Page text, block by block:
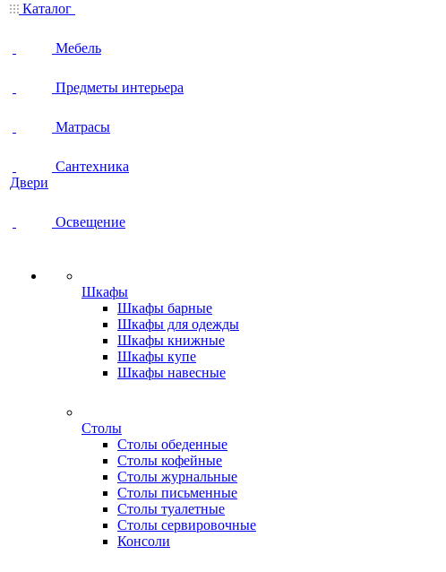
Каталог
Мебель
Предметы интерьера
Матрасы
Сантехника
Двери
Освещение
Шкафы
Шкафы барные
Шкафы для одежды
Шкафы книжные
Шкафы купе
Шкафы навесные
Столы
Столы обеденные
Столы кофейные
Столы журнальные
Столы письменные
Столы туалетные
Столы сервировочные
Консоли